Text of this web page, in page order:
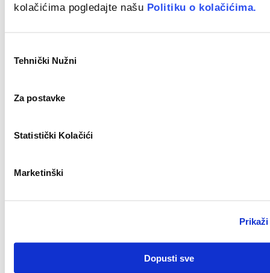
kolačićima pogledajte našu Politiku o kolačićima.
pristanka
Tehnički Nužni
Za postavke
Statistički Kolačići
Marketinški
Dopusti sve
Key Account Manager
Zagreb
Key Account Manager (m/ž)